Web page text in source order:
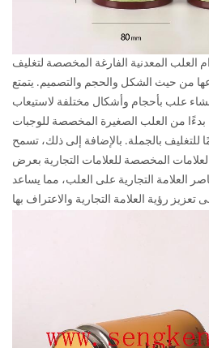
العلب المعدنية الفارغة المخصصة لتغليف
من حيث الشكل والحجم والتصميم. يتمتع
علب بأحجام وأشكال مختلفة لاستيعاب
بدءًا من العلب الصغيرة المخصصة للوجبات
للتغليف بالجملة. بالإضافة إلى ذلك، تسمح
المخصصة للعلامات التجارية بعرض
العلامة التجارية على العلب، مما يساعد